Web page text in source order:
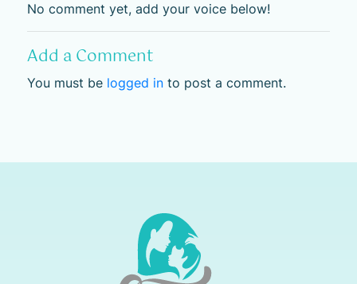
No comment yet, add your voice below!
Add a Comment
You must be logged into post a comment.